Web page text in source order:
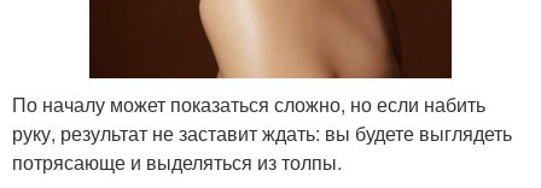
По началу может показаться сложно, но если набить
руку, результат не заставит ждать: вы будете выглядеть
потрясающе и выделяться из толпы.